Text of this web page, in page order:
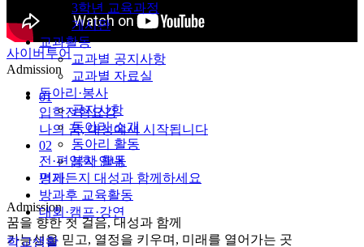
3학년 교육과정
게시판
교과활동
교과별 공지사항
교과별 자료실
동아리·봉사
공지사항
동아리 소개
동아리 활동
봉사 활동
평가
방과후 교육활동
대회·캠프·강연
학교생활
사이버투어
Admission
01
입학전형요강
나의 꿈, 대성에서 시작됩니다
02
전·편입학 안내
언제든지 대성과 함께하세요
Admission
꿈을 향한 첫 걸음, 대성과 함께
가능성을 믿고, 열정을 키우며, 미래를 열어가는 곳